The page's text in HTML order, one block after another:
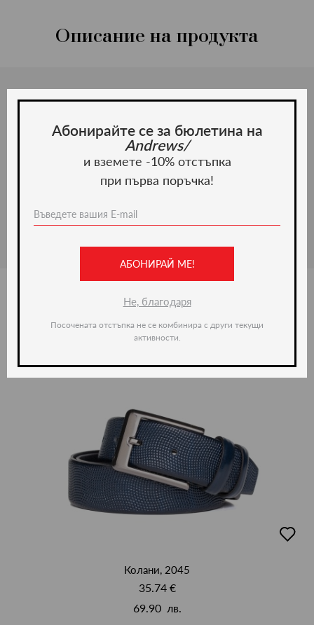
Описание на продукта
Описание
Колан от 100% естествена кожа. Кежуал стил. Тъмносин
Материал и грижа
Материал:
Ние препоръчваме
в
Колани, 2045
35.74 €
69.90 лв.
Абонирайте се за бюлетина на
Andrews/
и вземете -10% отстъпка
при първа поръчка!
АБОНИРАЙ МЕ!
Не, благодаря
Посочената отстъпка не се комбинира с други текущи
активности.